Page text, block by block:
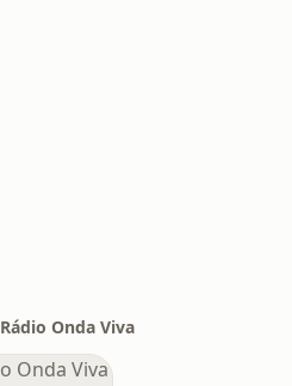
Rádio Onda Viva